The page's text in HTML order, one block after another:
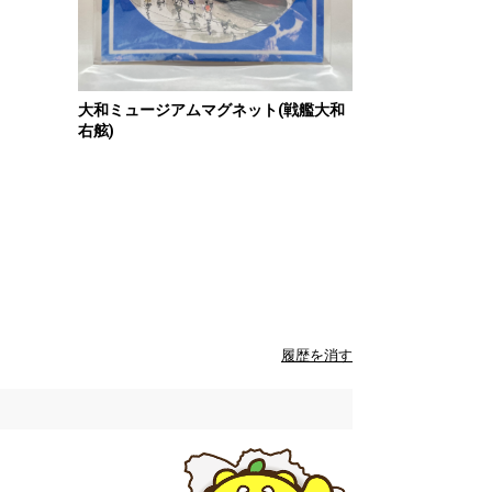
大和ミュージアムマグネット(戦艦大和
右舷)
履歴を消す